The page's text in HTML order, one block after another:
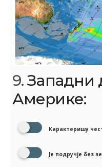
9.Западни
Америке:
Карактеришу
Је подручје без